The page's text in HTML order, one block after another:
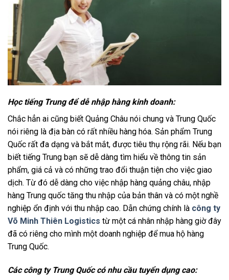
Học tiếng Trung để dễ nhập hàng kinh doanh:
Chắc hẳn ai cũng biết Quảng Châu nói chung và Trung Quốc
nói riêng là địa bàn có rất nhiều hàng hóa. Sản phẩm Trung
Quốc rất đa dạng và bắt mắt, được tiêu thụ rộng rãi. Nếu bạn
biết tiếng Trung bạn sẽ dễ dàng tìm hiểu về thông tin sản
phẩm, giá cả và có những trao đổi thuận tiện cho việc giao
dịch. Từ đó dễ dàng cho việc nhập hàng quảng châu, nhập
hàng Trung quốc tăng thu nhập của bản thân và có một nghề
nghiệp ổn định với thu nhập cao. Dẫn chứng chính là công ty
Võ Minh Thiên Logistics từ một cá nhân nhập hàng giờ đây
đã có riêng cho mình một doanh nghiệp để mua hộ hàng
Trung Quốc.
Các công ty Trung Quốc có nhu cầu tuyển dụng cao: